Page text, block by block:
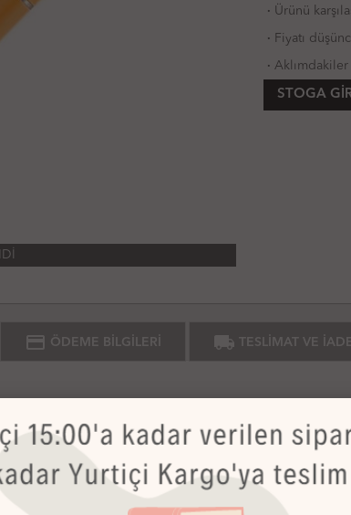
· Ürünü
· Fiyatı
·
STOGA
credit_card ÖDEME BİLGİLERİ local_shipping TESLİMAT VE
delinmez